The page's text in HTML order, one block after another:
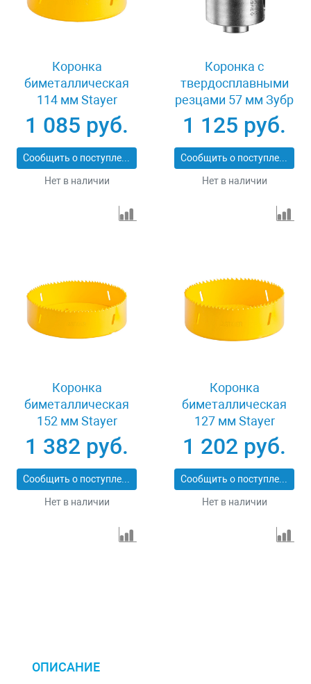
Коронка
биметаллическая
114 мм Stayer
PROFESSIONAL
29547-114
1 085 руб.
Сообщить о поступлении
Нет в наличии
Коронка с
твердосплавными
резцами 57 мм Зубр
ПРОФИ 29514-57
1 125 руб.
Сообщить о поступлении
Нет в наличии
Коронка
биметаллическая
152 мм Stayer
PROFESSIONAL
29547-152
1 382 руб.
Сообщить о поступлении
Нет в наличии
Коронка
биметаллическая
127 мм Stayer
PROFESSIONAL
29547-127
1 202 руб.
Сообщить о поступлении
Нет в наличии
ОПИСАНИЕ